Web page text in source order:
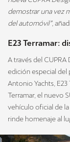
demostrar una vez
del automóvil”,
E23 Terramar:
A través del
edición especial
Antonio Yachts, E23
Terramar, el nuevo
vehículo oficial de la
rinde homenaje al